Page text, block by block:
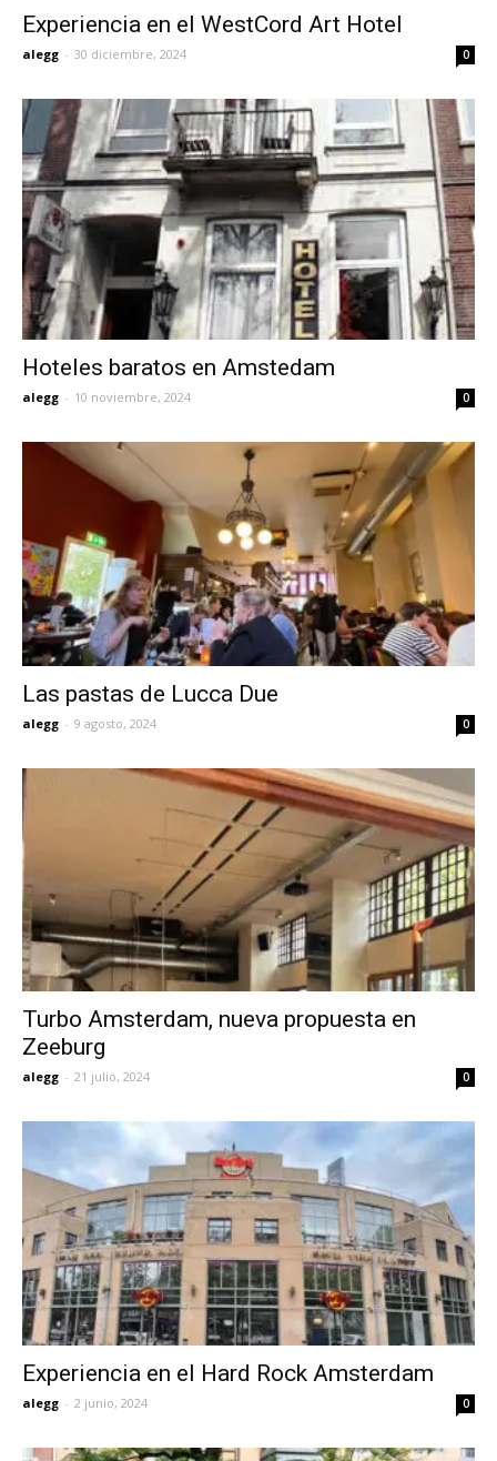
Experiencia en el WestCord Art Hotel
alegg - 30 diciembre, 2024 0
Hoteles baratos en Amstedam
alegg - 10 noviembre, 2024 0
Las pastas de Lucca Due
alegg - 9 agosto, 2024 0
Turbo Amsterdam, nueva propuesta en
Zeeburg
alegg - 21 julio, 2024 0
Experiencia en el Hard Rock Amsterdam
alegg - 2 junio, 2024 0